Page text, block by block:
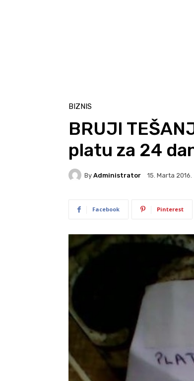
BIZNIS
BRUJI
platu za 24
By Administrator 15. Marta 2016.
Facebook Pinterest